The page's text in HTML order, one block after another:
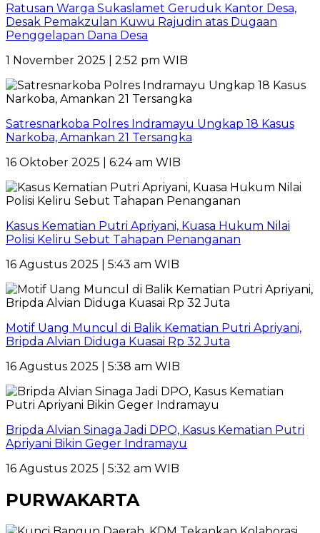
Ratusan Warga Sukaslamet Geruduk Kantor Desa,
Desak Pemakzulan Kuwu Rajudin atas Dugaan
Penggelapan Dana Desa
1 November 2025 | 2:52 pm WIB
Satresnarkoba Polres Indramayu Ungkap 18 Kasus
Narkoba, Amankan 21 Tersangka
16 Oktober 2025 | 6:24 am WIB
Kasus Kematian Putri Apriyani, Kuasa Hukum Nilai
Polisi Keliru Sebut Tahapan Penanganan
16 Agustus 2025 | 5:43 am WIB
Motif Uang Muncul di Balik Kematian Putri Apriyani,
Bripda Alvian Diduga Kuasai Rp 32 Juta
16 Agustus 2025 | 5:38 am WIB
Bripda Alvian Sinaga Jadi DPO, Kasus Kematian Putri
Apriyani Bikin Geger Indramayu
16 Agustus 2025 | 5:32 am WIB
PURWAKARTA